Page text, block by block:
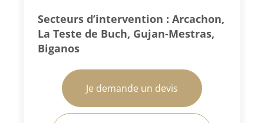
Secteurs d’intervention : Arcachon,
La Teste de Buch, Gujan-Mestras,
Biganos
Je demande un devis